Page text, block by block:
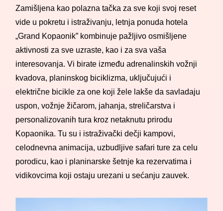
Zamišljena kao polazna tačka za sve koji svoj reset
vide u pokretu i istraživanju, letnja ponuda hotela
„Grand Kopaonik” kombinuje pažljivo osmišljene
aktivnosti za sve uzraste, kao i za sva vaša
interesovanja. Vi birate između adrenalinskih vožnji
kvadova, planinskog biciklizma, uključujući i
električne bicikle za one koji žele lakše da savladaju
uspon, vožnje žičarom, jahanja, streličarstva i
personalizovanih tura kroz netaknutu prirodu
Kopaonika. Tu su i istraživački dečji kampovi,
celodnevna animacija, uzbudljive safari ture za celu
porodicu, kao i planinarske šetnje ka rezervatima i
vidikovcima koji ostaju urezani u sećanju zauvek.